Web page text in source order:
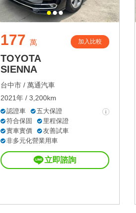
177 萬 加入比較
TOYOTA
SIENNA
台中市 / 萬通汽車
2021年 / 3,200km
認證車
五大保證
符合保固
里程保證
實車實價
友善試車
非多元化營業用車
立即諮詢